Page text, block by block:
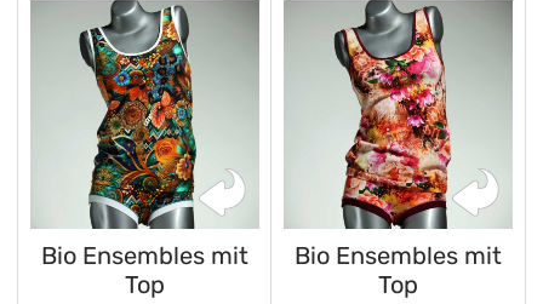
Bio Ensembles mit
Top
Bio Ensembles mit
Top